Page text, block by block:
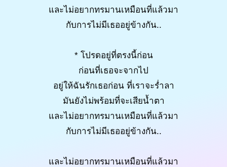
และไม่อยากทรมานเหมือนที่แล้วมา
กับการไม่มีเธออยู่ข้างกัน..
* โปรดอยู่ที่ตรงนี้ก่อน
ก่อนที่เธอจะจากไป
อยู่ให้ฉันรักเธอก่อน ที่เราจะร่ำลา
มันยังไม่พร้อมที่จะเสียน้ำตา
และไม่อยากทรมานเหมือนที่แล้วมา
กับการไม่มีเธออยู่ข้างกัน..
และไม่อยากทรมานเหมือนที่แล้วมา